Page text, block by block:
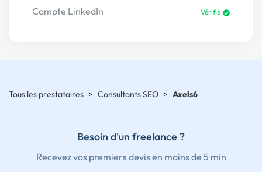
Compte LinkedIn Vérifié
Tous les prestataires > Consultants SEO > Axels6
Besoin d'un freelance ?
Recevez vos premiers devis en moins de 5 min